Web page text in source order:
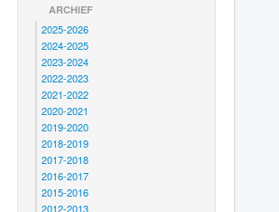
ARCHIEF
2025-2026
2024-2025
2023-2024
2022-2023
2021-2022
2020-2021
2019-2020
2018-2019
2017-2018
2016-2017
2015-2016
2012-2013